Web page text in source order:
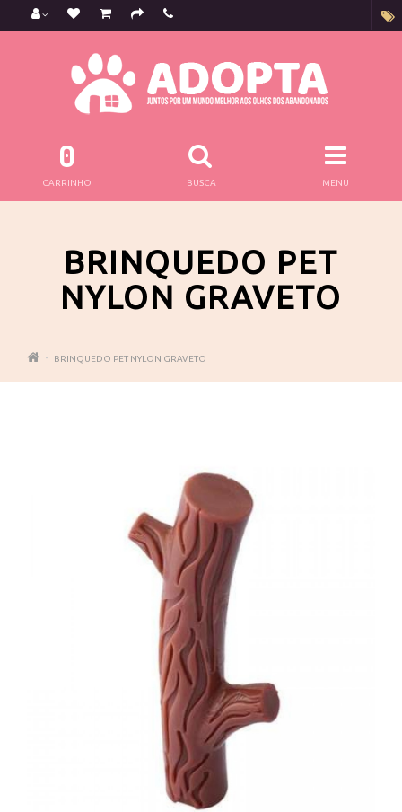
MENU
BUSCA
0
CARRINHO
BRINQUEDO PET
NYLON GRAVETO
BRINQUEDO PET NYLON GRAVETO